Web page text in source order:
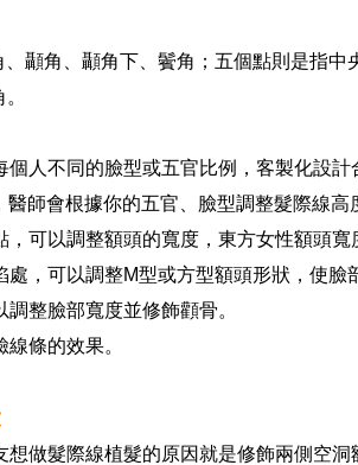
顳角、顳角下、鬢角；五個點則是指
人不同的臉型或五官比例，客製化設計
師會根據你的五官、臉型調整髮際線高
可以調整額頭的寬度，東方女性額頭寬
，可以調整M型或方型額頭形狀，使臉
整臉部寬度並修飾顴骨。
條的效果。
做髮際線植髮的原因就是修飾兩側空